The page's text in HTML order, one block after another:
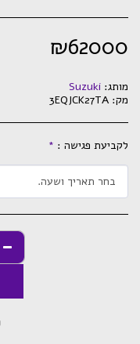
₪62000
מותג: Suzuki
מק: 3EQJCK27TA
לקביעת פגישה : *
בחר תאריך ושעה.